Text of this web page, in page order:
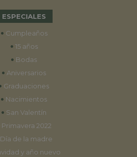
ESPECIALES
• Cumpleaños
• 15 años
• Bodas
• Aniversarios
Graduaciones
• Nacimientos
• San Valentín
Primavera 2022
Día de la madre
y año nuevo